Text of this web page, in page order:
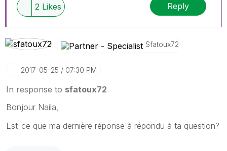
2 Likes Reply
Sfatoux72
‎2017-05-25 07:30 PM
In response to sfatoux72
Bonjour Naila,
Est-ce que ma dernière réponse à répondu à ta question?